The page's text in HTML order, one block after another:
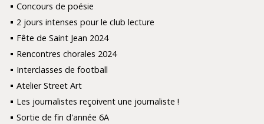
Concours de poésie
2 jours intenses pour le club lecture
Fête de Saint Jean 2024
Rencontres chorales 2024
Interclasses de football
Atelier Street Art
Les journalistes reçoivent une journaliste !
Sortie de fin d'année 6A